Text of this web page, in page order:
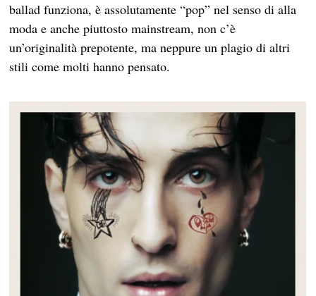
ballad funziona, è assolutamente “pop” nel senso di alla
moda e anche piuttosto mainstream, non c’è
un’originalità prepotente, ma neppure un plagio di altri
stili come molti hanno pensato.